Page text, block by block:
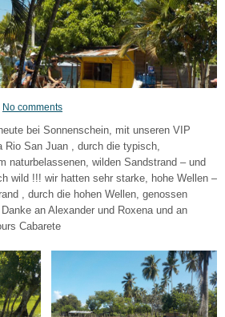
No comments
bei Sonnenschein, mit unseren VIP
Rio San Juan , durch die typisch,
naturbelassenen, wilden Sandstrand – und
wild !!! wir hatten sehr starke, hohe Wellen –
, durch die hohen Wellen, genossen
an Alexander und Roxena und an
Cabarete